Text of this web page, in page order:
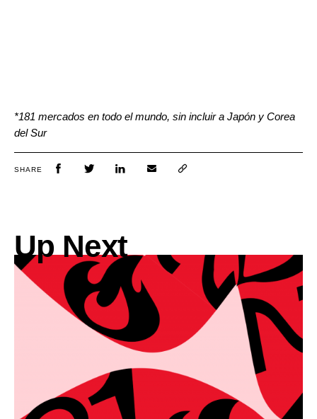
*181 mercados en todo el mundo, sin incluir a Japón y Corea
del Sur
SHARE
Up Next